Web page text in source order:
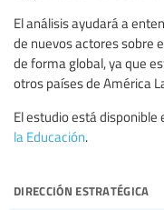
El análisis ayudará a
de nuevos actores sobre
de forma global, ya que
otros países de América
El estudio está disponible
la Educación.
dirección estratégica